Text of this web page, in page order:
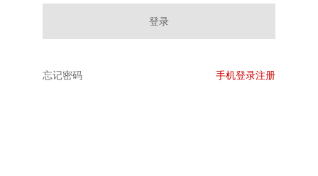
登录
忘记密码 手机登录注册